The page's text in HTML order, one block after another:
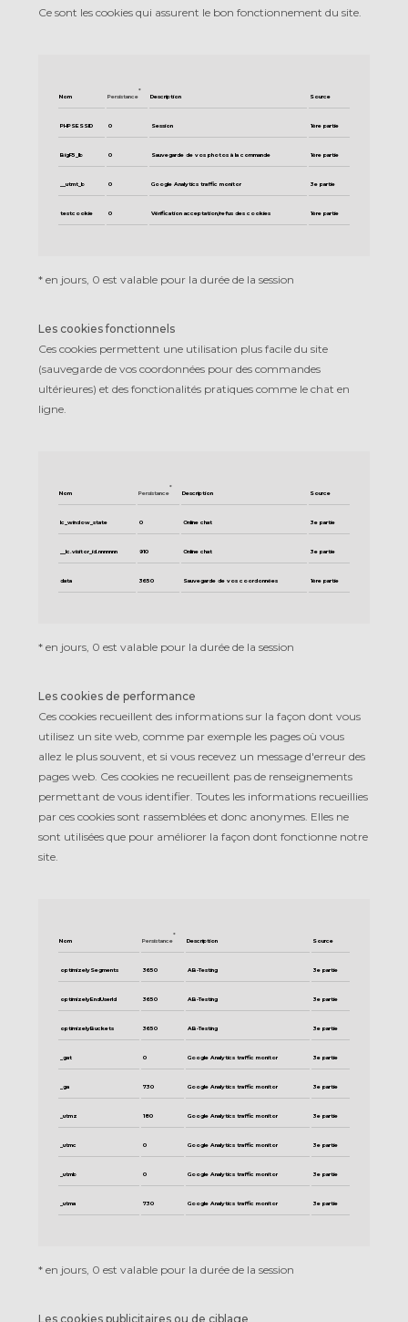
Ce sont les cookies qui assurent le bon fonctionnement du site.
Nom Persistance
*
Description
Source
PHPSESSID 0 Session 1ère partie
BigF5_lb 0 Sauvegarde de vos photos à la commande 1ère partie
__utmt_b 0 Google Analytics traffic monitor 3e partie
testcookie 0 Vérification acceptation/refus des cookies 1ère partie
* en jours, 0 est valable pour la durée de la session
Les cookies fonctionnels
Ces cookies permettent une utilisation plus facile du site
(sauvegarde de vos coordonnées pour des commandes
ultérieures) et des fonctionalités pratiques comme le chat en
ligne.
Nom Persistance
*
Description
Source
lc_window_state 0 Online chat 3e partie
__lc.visitor_id.nnnnnnn 910 Online chat 3e partie
data 3650 Sauvegarde de vos coordonnées 1ère partie
* en jours, 0 est valable pour la durée de la session
Les cookies de performance
Ces cookies recueillent des informations sur la façon dont vous
utilisez un site web, comme par exemple les pages où vous
allez le plus souvent, et si vous recevez un message d'erreur des
pages web. Ces cookies ne recueillent pas de renseignements
permettant de vous identifier. Toutes les informations recueillies
par ces cookies sont rassemblées et donc anonymes. Elles ne
sont utilisées que pour améliorer la façon dont fonctionne notre
site.
Nom Persistance
*
Description
Source
optimizelySegments 3650 AB-Testing 3e partie
optimizelyEndUserId 3650 AB-Testing 3e partie
optimizelyBuckets 3650 AB-Testing 3e partie
_gat 0 Google Analytics traffic monitor 3e partie
_ga 730 Google Analytics traffic monitor 3e partie
_utmz 180 Google Analytics traffic monitor 3e partie
_utmc 0 Google Analytics traffic monitor 3e partie
_utmb 0 Google Analytics traffic monitor 3e partie
_utma 730 Google Analytics traffic monitor 3e partie
* en jours, 0 est valable pour la durée de la session
Les cookies publicitaires ou de ciblage